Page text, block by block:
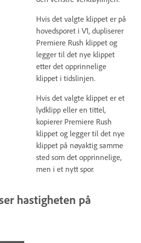
Hvis det valgte klippet er på
hovedsporet i V1, dupliserer
Premiere Rush klippet og
legger til det nye klippet
etter det opprinnelige
klippet i tidslinjen.
Hvis det valgte klippet er et
lydklipp eller en tittel,
kopierer Premiere Rush
klippet og legger til det nye
klippet på nøyaktig samme
sted som det opprinnelige,
men i et nytt spor.
hastigheten på